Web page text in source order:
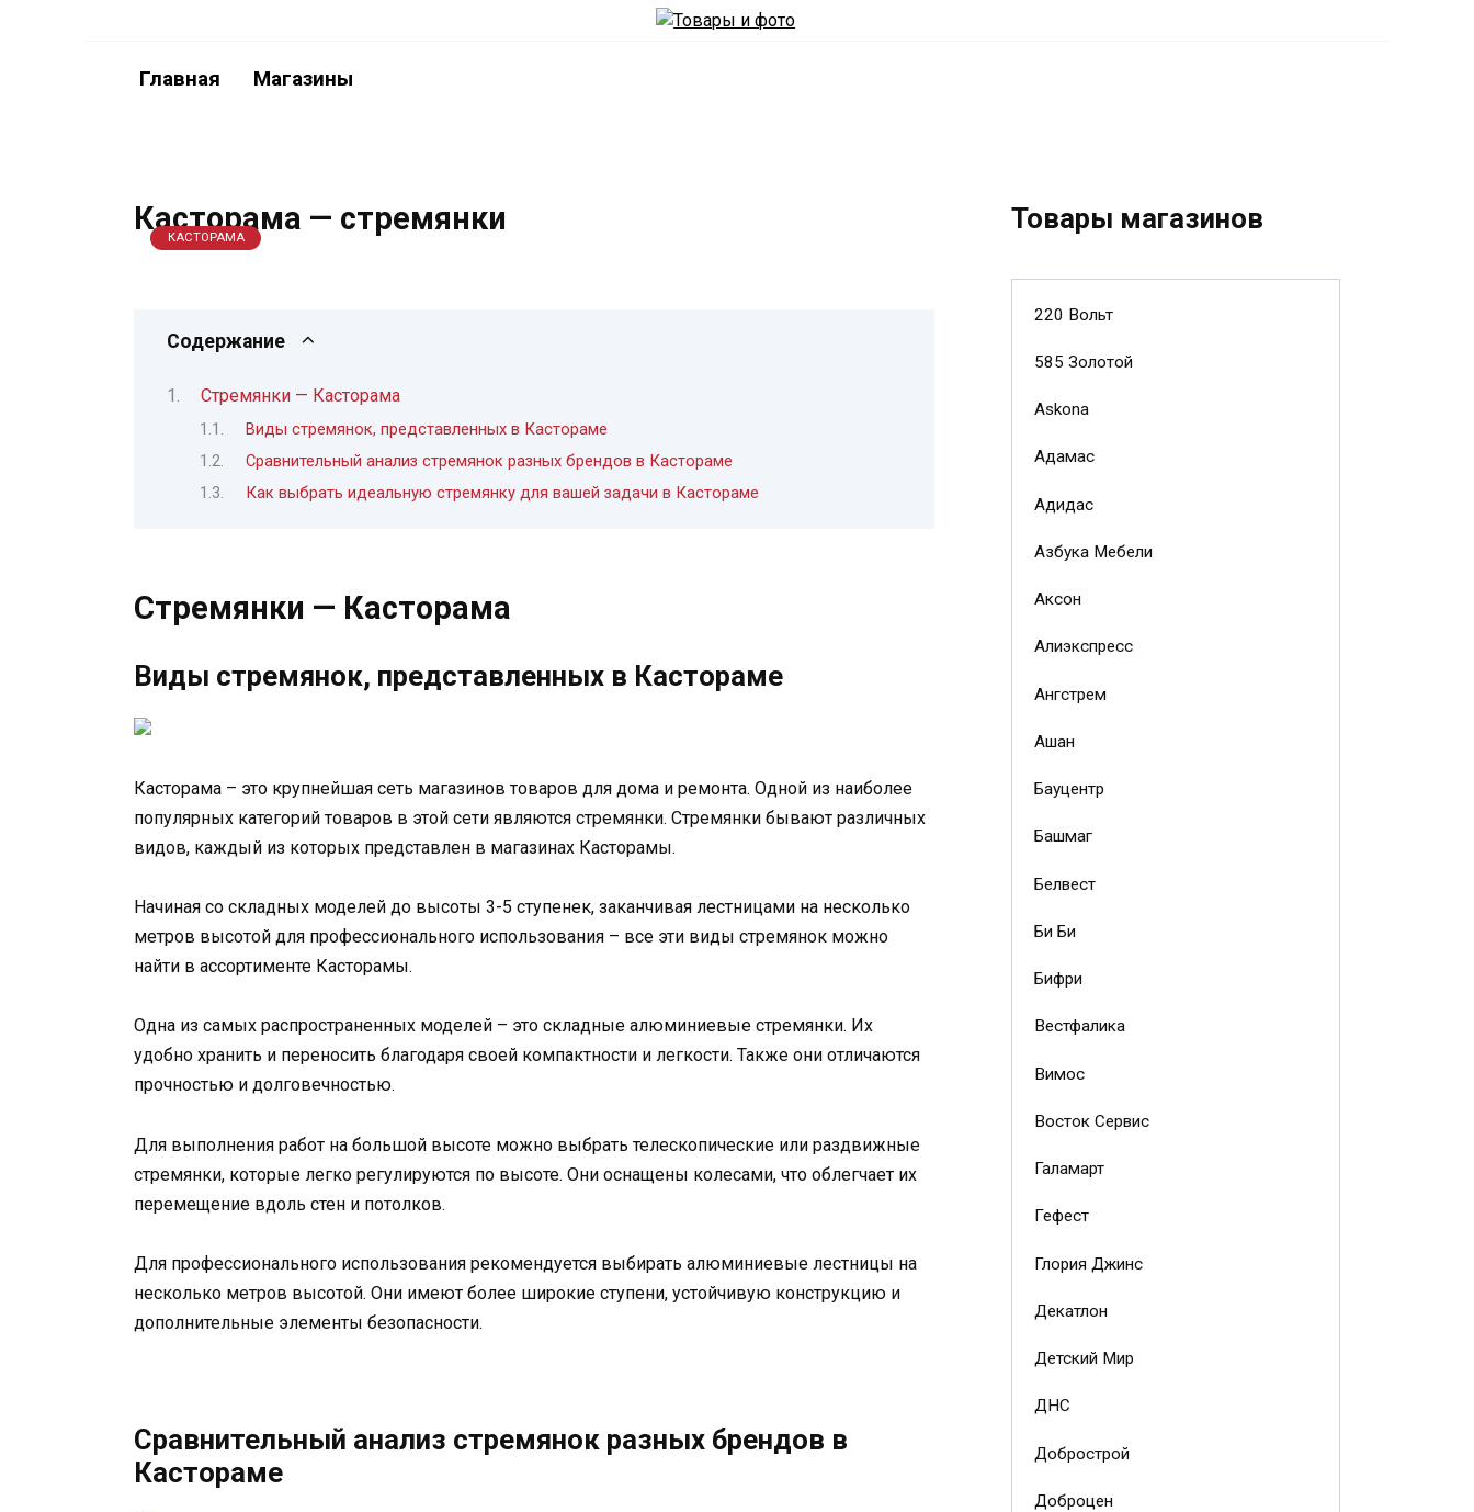
Главная Магазины
Касторама — стремянки
КАСТОРАМА
Содержание
Стремянки — Касторама
Виды стремянок, представленных в Кастораме
Сравнительный анализ стремянок разных брендов в Кастораме
Как выбрать идеальную стремянку для вашей задачи в Кастораме
Стремянки — Касторама
Виды стремянок, представленных в Кастораме
Касторама – это крупнейшая сеть магазинов товаров для дома и ремонта. Одной из наиболее
популярных категорий товаров в этой сети являются стремянки. Стремянки бывают различных
видов, каждый из которых представлен в магазинах Касторамы.
Начиная со складных моделей до высоты 3-5 ступенек, заканчивая лестницами на несколько
метров высотой для профессионального использования – все эти виды стремянок можно
найти в ассортименте Касторамы.
Одна из самых распространенных моделей – это складные алюминиевые стремянки. Их
удобно хранить и переносить благодаря своей компактности и легкости. Также они отличаются
прочностью и долговечностью.
Для выполнения работ на большой высоте можно выбрать телескопические или раздвижные
стремянки, которые легко регулируются по высоте. Они оснащены колесами, что облегчает их
перемещение вдоль стен и потолков.
Для профессионального использования рекомендуется выбирать алюминиевые лестницы на
несколько метров высотой. Они имеют более широкие ступени, устойчивую конструкцию и
дополнительные элементы безопасности.
Сравнительный анализ стремянок разных брендов в
Кастораме
Товары магазинов
220 Вольт
585 Золотой
Askona
Адамас
Адидас
Азбука Мебели
Аксон
Алиэкспресс
Ангстрем
Ашан
Бауцентр
Башмаг
Белвест
Би Би
Бифри
Вестфалика
Вимос
Восток Сервис
Галамарт
Гефест
Глория Джинс
Декатлон
Детский Мир
ДНС
Добрострой
Доброцен